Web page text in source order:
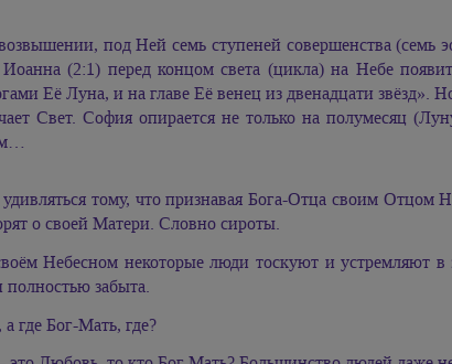
под Ней семь ступеней совершенства (семь
(2:1) перед концом света (цикла) на Небе
Её Луна, и на главе Её венец из двенадцати звёзд».
Свет. София опирается не только на полумесяц
удивляться тому, что признавая Бога-Отца своим Отцом
о своей Матери. Словно сироты.
Небесном некоторые люди тоскуют и устремляют
полностью забыта.
где Бог-Мать, где?